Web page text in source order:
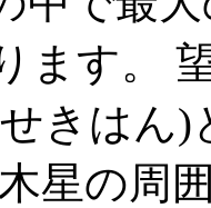
ます。
きはん
星の周